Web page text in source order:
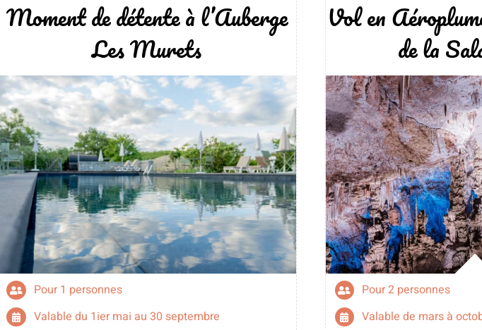
Moment de détente à l’Auberge
Les Murets
Pour 1 personnes
Valable du 1ier mai au 30 septembre
Vol en
de la
Pour 2 personnes
Valable de mars à